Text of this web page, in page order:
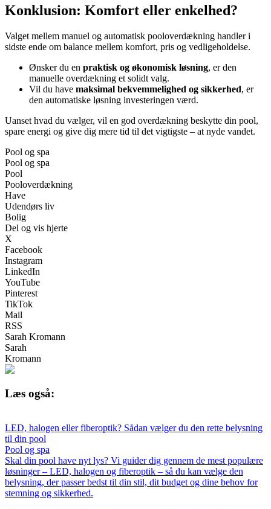
Konklusion: Komfort eller enkelhed?
Valget mellem manuel og automatisk pooloverdækning handler i
sidste ende om balance mellem komfort, pris og vedligeholdelse.
Ønsker du en praktisk og økonomisk løsning, er den
manuelle overdækning et solidt valg.
Vil du have maksimal bekvemmelighed og sikkerhed, er
den automatiske løsning investeringen værd.
Uanset hvad du vælger, vil en god overdækning beskytte din pool,
spare energi og give dig mere tid til det vigtigste – at nyde vandet.
Pool og spa
Pool og spa
Pool
Pooloverdækning
Have
Udendørs liv
Bolig
Del og vis hjerte
X
Facebook
Instagram
LinkedIn
YouTube
Pinterest
TikTok
Mail
RSS
Sarah Kromann
Sarah
Kromann
Læs også:
LED, halogen eller fiberoptik? Sådan vælger du den rette belysning
til din pool
Pool og spa
Skal din pool have nyt lys? Vi guider dig gennem de mest populære
løsninger – LED, halogen og fiberoptik – så du kan vælge den
belysning, der passer bedst til din stil, dit budget og dine behov for
stemning og sikkerhed.